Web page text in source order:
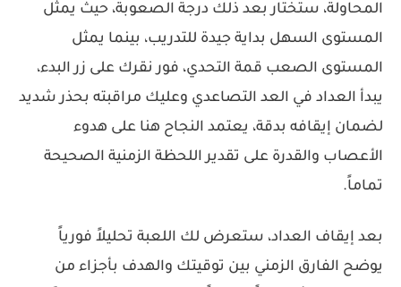
المحاولة، ستختار بعد ذلك درجة الصعوبة، حيث يمثل
المستوى السهل بداية جيدة للتدريب، بينما يمثل
المستوى الصعب قمة التحدي، فور نقرك على زر البدء،
يبدأ العداد في العد التصاعدي وعليك مراقبته بحذر شديد
لضمان إيقافه بدقة، يعتمد النجاح هنا على هدوء
الأعصاب والقدرة على تقدير اللحظة الزمنية الصحيحة
تماماً.
بعد إيقاف العداد، ستعرض لك اللعبة تحليلاً فورياً
يوضح الفارق الزمني بين توقيتك والهدف بأجزاء من